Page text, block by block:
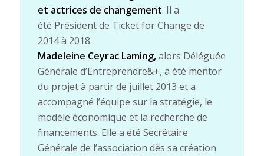
et actrices de changement. Il a
été Président de Ticket for Change de
2014 à 2018.
Madeleine Ceyrac Laming,alors Déléguée
Générale d’Entreprendre&+, a été mentor
du projet à partir de juillet 2013 et a
accompagné l’équipe sur la stratégie, le
modèle économique et la recherche de
financements. Elle a été Secrétaire
Générale de l’association dès sa création